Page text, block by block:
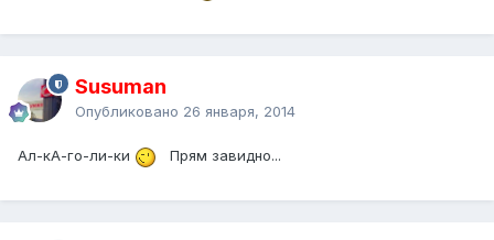
Susuman
Опубликовано 26 января, 2014
Ал-кА-го-ли-ки Прям завидно...